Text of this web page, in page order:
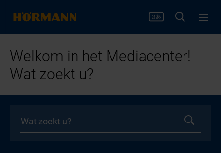
Welkom in het Mediacenter!
Wat zoekt u?